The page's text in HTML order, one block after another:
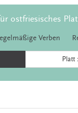
ostfriesisches
Verben
Platt